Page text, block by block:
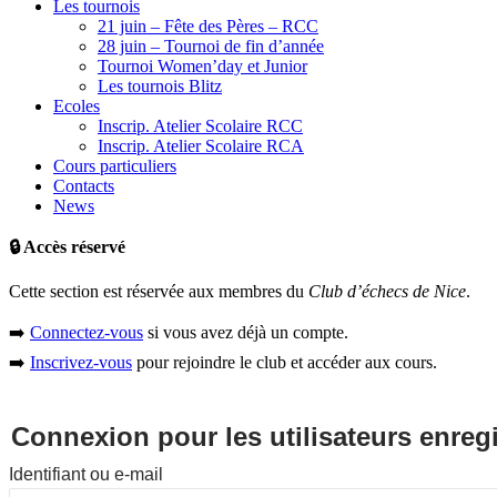
Les tournois
21 juin – Fête des Pères – RCC
28 juin – Tournoi de fin d’année
Tournoi Women’day et Junior
Les tournois Blitz
Ecoles
Inscrip. Atelier Scolaire RCC
Inscrip. Atelier Scolaire RCA
Cours particuliers
Contacts
News
🔒 Accès réservé
Cette section est réservée aux membres du Club d’échecs de Nice.
➡️ Connectez-vous si vous avez déjà un compte.
➡️ Inscrivez-vous pour rejoindre le club et accéder aux cours.
Connexion pour les utilisateurs
Identifiant ou e-mail